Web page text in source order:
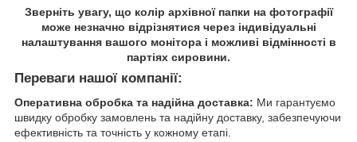
Зверніть увагу, що колір архівної папки на фотографії
може незначно відрізнятися через індивідуальні
налаштування вашого монітора і можливі відмінності в
партіях сировини.
Переваги нашої компанії:
Оперативна обробка та надійна доставка: Ми гарантуємо
швидку обробку замовлень та надійну доставку, забезпечуючи
ефективність та точність у кожному етапі.